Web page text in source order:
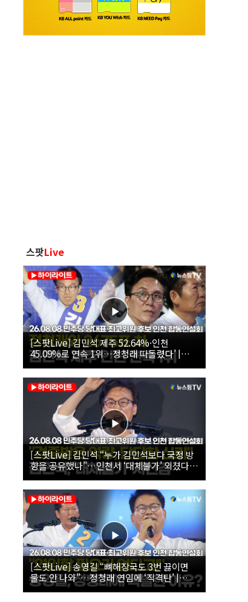
스팟Live
[스팟Live] 김민석 제주 52.64%·인천
45.09%로 연속 1위…정청래 따돌렸다’ |
26.08.08 더불어민주당 당대표·최고위원 후
보 인천 합동연설회
[스팟Live] 김민석 “누가 김민석보다 국정 방
향을 공유했나”…인천서 ‘대체불가’ 외쳤다 |
26.08.08 더불어민주당 당대표·최고위원 후
보 인천 합동연설회
[스팟Live] 송영길 “뼈해장국도 3번 끓이면
물도 안 나와”…정청래 연임에 ‘직격탄’ |
26.08.08 더불어민주당 당대표·최고위원 후